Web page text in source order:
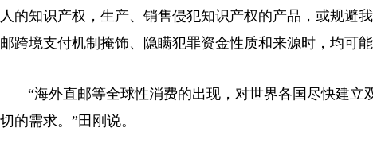
人的知识产权，生产、销售侵犯知识产权的产品，或规避
邮跨境支付机制掩饰、隐瞒犯罪资金性质和来源时，均可
“海外直邮等全球性消费的出现，对世界各国尽快建立
切的需求。”田刚说。